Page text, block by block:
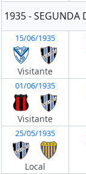
1935 - SEGUNDA
15/06/1935
Visitante
01/06/1935
Visitante
25/05/1935
Local